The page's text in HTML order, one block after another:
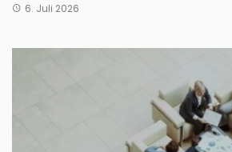
6. Juli 2026